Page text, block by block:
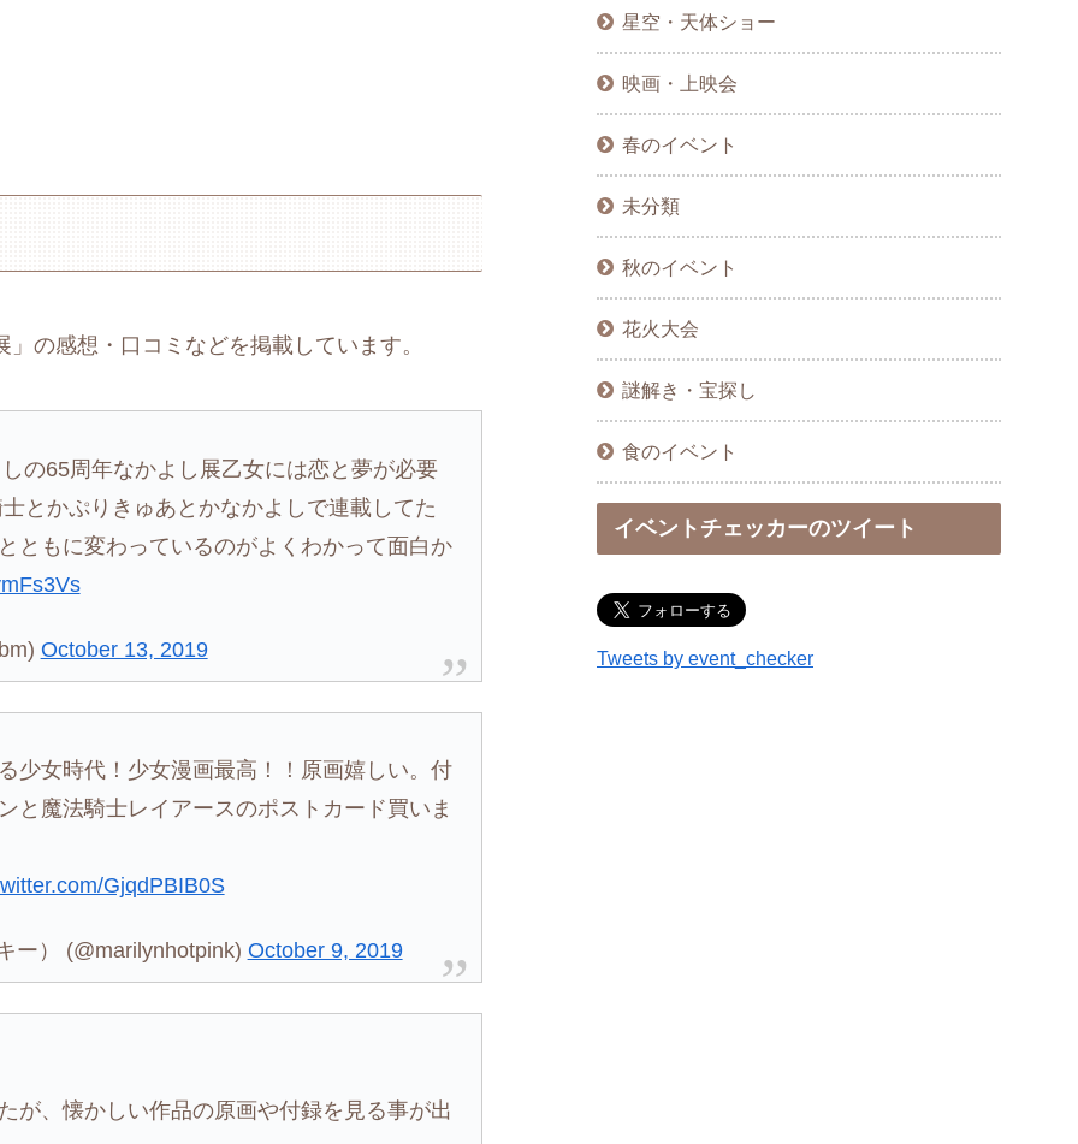
の感想・口コミなどを掲載しています。
の65周年なかよし展乙女には恋と夢が必要
とかぷりきゅあとかなかよしで連載してた
ともに変わっているのがよくわかって面白か
October 13, 2019
少女時代！少女漫画最高！！原画嬉しい。付
と魔法騎士レイアースのポストカード買いま
GjqdPBIB0S
ー） (@marilynhotpink) October 9, 2019
が、懐かしい作品の原画や付録を見る事が出
星空・天体ショー
映画・上映会
春のイベント
未分類
秋のイベント
花火大会
謎解き・宝探し
食のイベント
イベントチェッカーのツイート
Tweets by event_checker